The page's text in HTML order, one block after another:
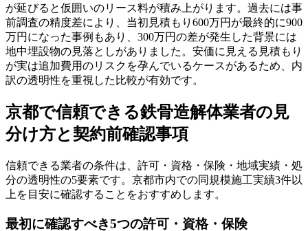
が延びると仮囲いのリース料が積み上がります。過去には事
前調査の精度差により、当初見積もり600万円が最終的に900
万円になった事例もあり、300万円の差が発生した背景には
地中埋設物の見落としがありました。安価に見える見積もり
が実は追加費用のリスクを孕んでいるケースがあるため、内
訳の透明性を重視した比較が有効です。
京都で信頼できる鉄骨造解体業者の見
分け方と契約前確認事項
信頼できる業者の条件は、許可・資格・保険・地域実績・処
分の透明性の5要素です。京都市内での同規模施工実績3件以
上を目安に確認することをおすすめします。
最初に確認すべき5つの許可・資格・保険